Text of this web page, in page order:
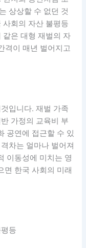
상상할 수 없던 것
회의 자산 불평등
같은 대형 재벌의 자
격이 매년 벌어지고
입니다. 재벌 가족
가정의 교육비 부
공연에 접근할 수 있
차는 얼마나 벌어져
이동성에 미치는 영
면 한국 사회의 미래
등